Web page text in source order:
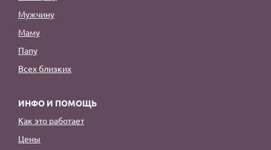
Мужчину
Маму
Папу
Всех близких
ИНФО И ПОМОЩЬ
Как это работает
Цены